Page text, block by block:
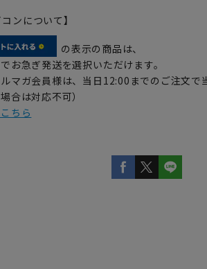
ンについて】
の表示の商品は、
お急ぎ発送を選択いただけます。
マガ会員様は、当日12:00までのご注文で
合は対応不可）
ちら